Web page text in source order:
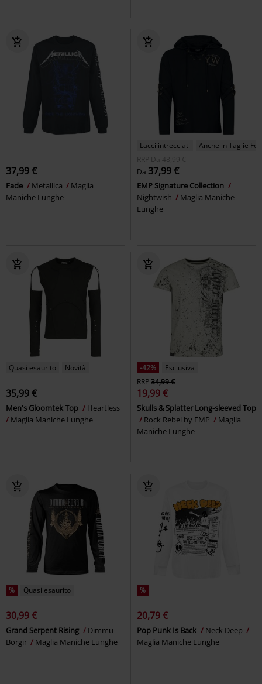
37,99 €
Fade Metallica
Maglia
Maniche Lunghe
Lacci intrecciati
Anche in Taglie
RRP
Da
48,99 €
Da 37,99 €
EMP Signature Collection
Nightwish
Maglia Maniche
Lunghe
Quasi esaurito Novità
35,99 €
Men's Gloomtek Top
Heartless
Maglia Maniche Lunghe
-42%
Esclusiva
RRP34,99 €
19,99 €
Skulls & Splatter Long-sleeved Top
Rock Rebel by EMP
Maglia
Maniche Lunghe
% Quasi esaurito
30,99 €
Grand Serpent Rising
Dimmu
Borgir
Maglia Maniche Lunghe
%
20,79 €
Pop Punk Is Back
Neck Deep
Maglia Maniche Lunghe